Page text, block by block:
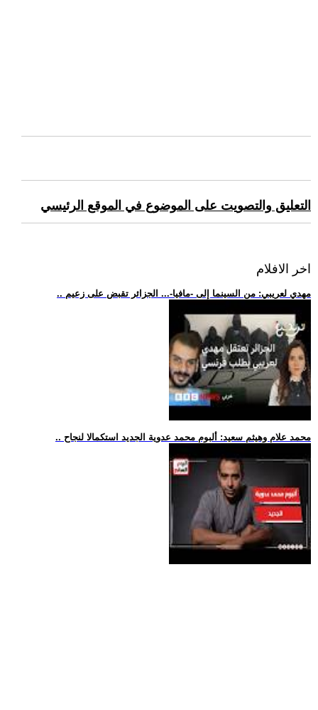
التعليق والتصويت على الموضوع في الموقع الرئيسي
اخر الافلام
.. مهدي لعريبي: من السينما إلى -مافيا-... الجزائر تقبض على زعيم
.. محمد علام وهيثم سعيد: ألبوم محمد عدوية الجديد استكمالا لنجاح